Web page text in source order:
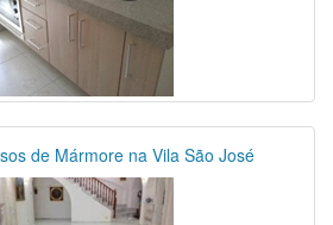
de Mármore na Vila São José